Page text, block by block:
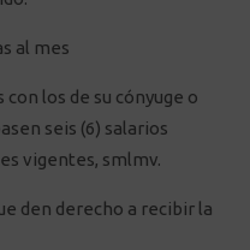
al mes
con los de su cónyuge o
seis (6) salarios
vigentes, smlmv.
den derecho a recibir la